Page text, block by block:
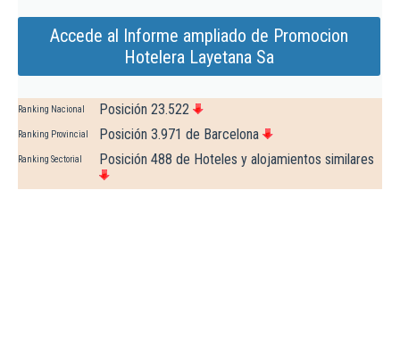
Accede al Informe ampliado de Promocion
Hotelera Layetana Sa
Ranking Nacional Posición 23.522
Ranking Provincial Posición 3.971 de Barcelona
Ranking Sectorial Posición 488 de Hoteles y alojamientos similares